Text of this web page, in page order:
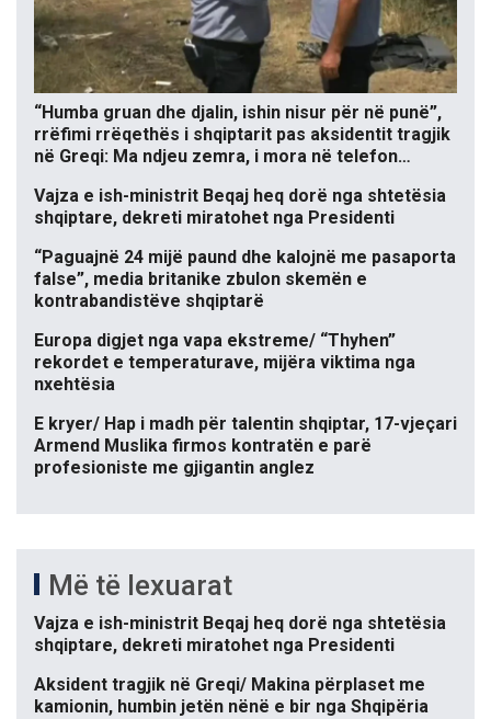
“Humba gruan dhe djalin, ishin nisur për në punë”,
rrëfimi rrëqethës i shqiptarit pas aksidentit tragjik
në Greqi: Ma ndjeu zemra, i mora në telefon…
Vajza e ish-ministrit Beqaj heq dorë nga shtetësia
shqiptare, dekreti miratohet nga Presidenti
“Paguajnë 24 mijë paund dhe kalojnë me pasaporta
false”, media britanike zbulon skemën e
kontrabandistëve shqiptarë
Europa digjet nga vapa ekstreme/ “Thyhen”
rekordet e temperaturave, mijëra viktima nga
nxehtësia
E kryer/ Hap i madh për talentin shqiptar, 17-vjeçari
Armend Muslika firmos kontratën e parë
profesioniste me gjigantin anglez
Më të lexuarat
Vajza e ish-ministrit Beqaj heq dorë nga shtetësia
shqiptare, dekreti miratohet nga Presidenti
Aksident tragjik në Greqi/ Makina përplaset me
kamionin, humbin jetën nënë e bir nga Shqipëria